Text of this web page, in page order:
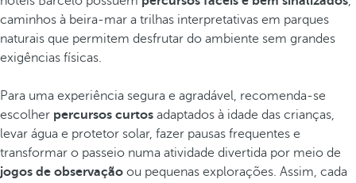
caminhos à beira-mar a trilhas interpretativas em parques
naturais que permitem desfrutar do ambiente sem grandes
exigências físicas.
Para uma experiência segura e agradável, recomenda-se
escolher percursos curtos adaptados à idade das crianças,
levar água e protetor solar, fazer pausas frequentes e
transformar o passeio numa atividade divertida por meio de
jogos de observação ou pequenas explorações. Assim, cada